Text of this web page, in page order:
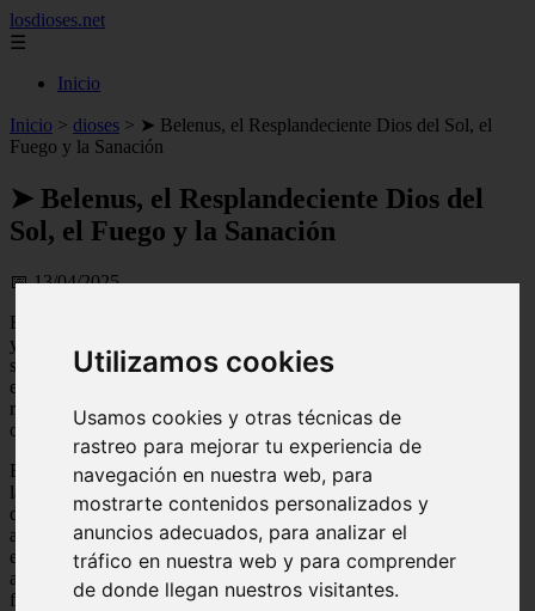
Utilizamos cookies
Usamos cookies y otras técnicas de
rastreo para mejorar tu experiencia de
navegación en nuestra web, para
mostrarte contenidos personalizados y
anuncios adecuados, para analizar el
tráfico en nuestra web y para comprender
de donde llegan nuestros visitantes.
losdioses.net
☰
Inicio
Inicio > dioses > ➤ Belenus, el Resplandeciente Dios del Sol, el
Fuego y la Sanación
➤ Belenus, el Resplandeciente Dios del
Sol, el Fuego y la Sanación
📅 13/04/2025
En la mitología celta,
y venerados. Es conocido como el dios del sol, el fuego y la
sanación, y su culto era extendido en varias regiones de Europa,
especialmente en la Galia y la Britania. Su nombre significa "el
resplandeciente" y se le consideraba como una figura divina que
otorgaba poder y vida a través de los rayos del sol.
Exploraremos más a fondo la figura de Belenus y su importancia en
la cultura celta. Analizaremos sus atributos y su relación con otros
dioses y diosas de la mitología celta. También veremos cómo era
adorado y honrado por los antiguos celtas, y la influencia que tuvo
en diferentes aspectos de la vida cotidiana, como la medicina y la
agricultura. ¡Acompáñanos en este viaje fascinante a través de la
figura de Belenus, el resplandeciente dios del sol!